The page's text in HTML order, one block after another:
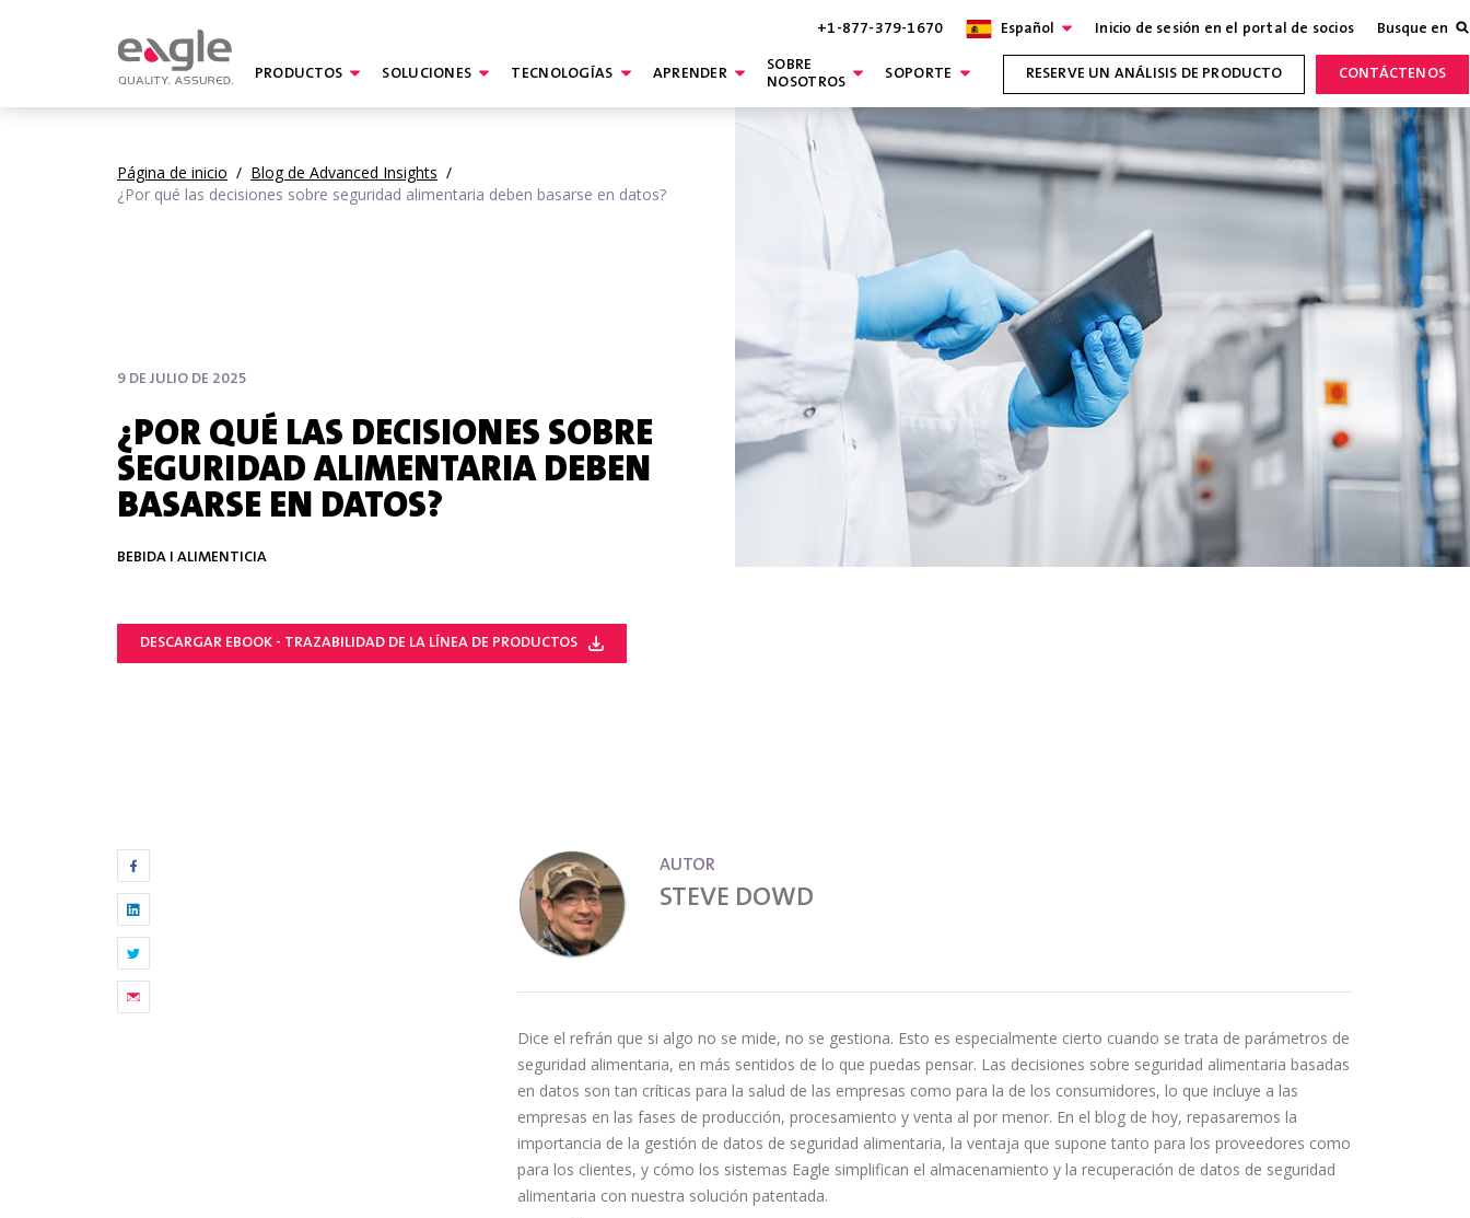
+1-877-379-1670 Español Inicio de sesión en el portal de socios Busque en
PRODUCTOS SOLUCIONES TECNOLOGÍAS APRENDER
SOBRE
NOSOTROS
SOPORTE RESERVE UN ANÁLISIS DE PRODUCTO CONTÁCTENOS
Página de inicio / Blog de Advanced Insights /
¿Por qué las decisiones sobre seguridad alimentaria deben basarse en datos?
9 DE JULIO DE 2025
¿POR QUÉ LAS DECISIONES SOBRE
SEGURIDAD ALIMENTARIA DEBEN
BASARSE EN DATOS?
BEBIDA I ALIMENTICIA
DESCARGAR EBOOK - TRAZABILIDAD DE LA LÍNEA DE PRODUCTOS
AUTOR
STEVE DOWD
Dice el refrán que si algo no se mide, no se gestiona. Esto es especialmente cierto cuando se trata de parámetros de
seguridad alimentaria, en más sentidos de lo que puedas pensar. Las decisiones sobre seguridad alimentaria basadas
en datos son tan críticas para la salud de las empresas como para la de los consumidores, lo que incluye a las
empresas en las fases de producción, procesamiento y venta al por menor. En el blog de hoy, repasaremos la
importancia de la gestión de datos de seguridad alimentaria, la ventaja que supone tanto para los proveedores como
para los clientes, y cómo los sistemas Eagle simplifican el almacenamiento y la recuperación de datos de seguridad
alimentaria con nuestra solución patentada.